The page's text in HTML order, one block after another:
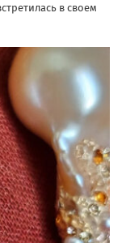
в своем